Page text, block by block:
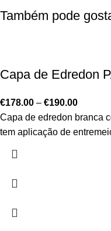
Também pode
Capa de Edredon
€178.00 – €190.00
Capa de edredon branca
tem aplicação de